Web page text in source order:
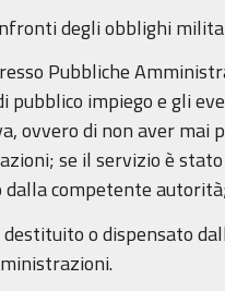
degli obblighi
Pubbliche
pubblico impiego e gli
ovvero di non aver mai
se il servizio è
dalla competente
o dispensato